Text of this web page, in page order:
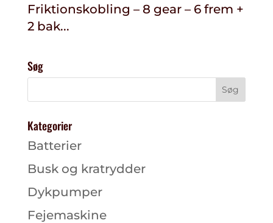
Friktionskobling – 8 gear – 6 frem +
2 bak...
Søg
Kategorier
Batterier
Busk og kratrydder
Dykpumper
Fejemaskine